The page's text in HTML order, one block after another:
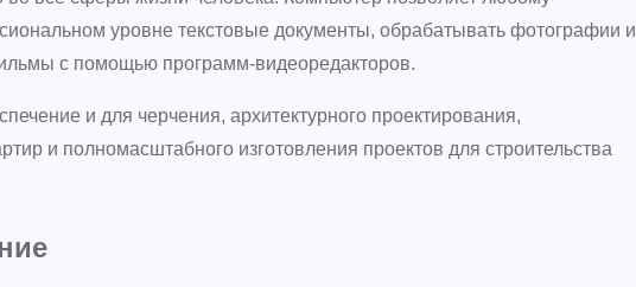
уровне текстовые документы, обрабатывать фотографии и
с помощью программ-видеоредакторов.
и для черчения, архитектурного проектирования,
и полномасштабного изготовления проектов для строительства